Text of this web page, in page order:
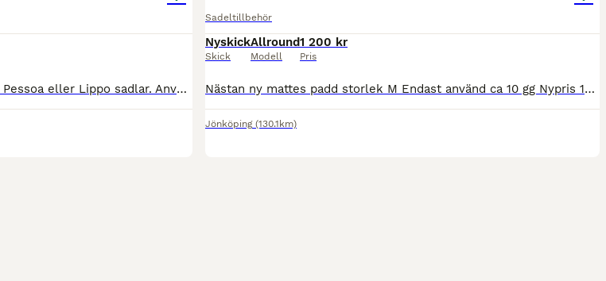
Säljer en smal bom som passar till Pessoa eller Lippo sadlar. Använd men i gott skick. Säljes endast då jag har bytt bom.
Sadeltillbehör
Nyskick
Skick
Allround
Modell
1 200 kr
Pris
Nästan ny mattes padd storlek M Endast använd ca 10 gg Nypris 1799:- Frakt ingår vid snabb och smidig affär
Jönköping (130.1km)